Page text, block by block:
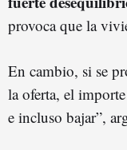
provoca que la
En cambio, si se
la oferta, el
e incluso bajar”,